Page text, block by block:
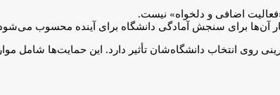
آن‌ها برای سنجش آمادگی دانشگاه برای آینده محسوب